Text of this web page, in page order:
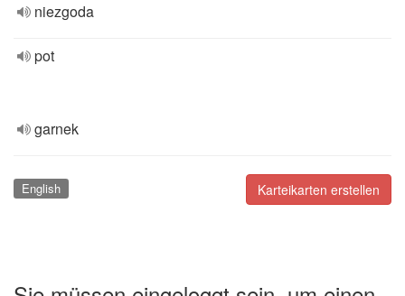
niezgoda
pot
garnek
Karteikarten erstellen
English